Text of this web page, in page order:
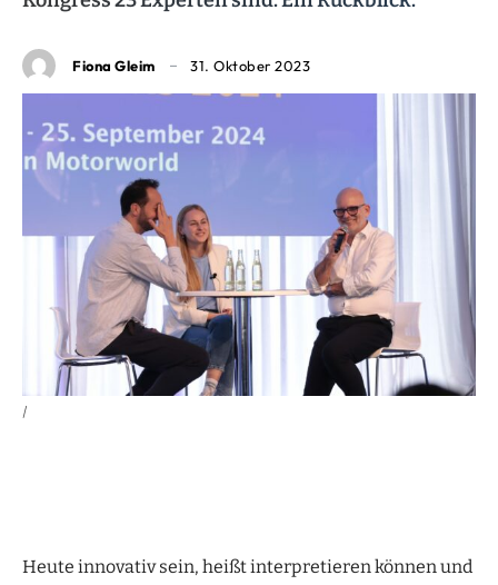
Fiona Gleim 31. Oktober 2023
|
Heute innovativ sein, heißt interpretieren können und